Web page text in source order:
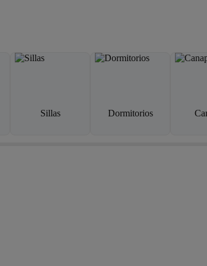
Sillas Dormitorios